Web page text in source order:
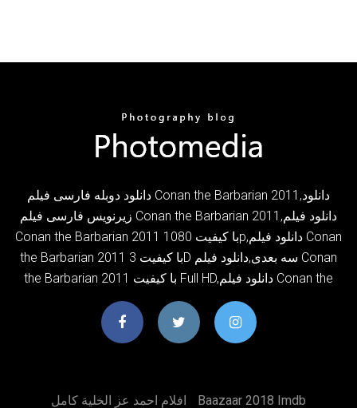
دانلود دوبله فارسی فیلم Conan the Barbarian 2011,دانلود
زیرنویس فارسی فیلم Conan the Barbarian 2011,دانلود فیلم
Conan the Barbarian 2011 با کیفیت 1080p,دانلود فیلم Conan
the Barbarian 2011 با کیفیت 3D سه بعدی,دانلود فیلم Conan
the Barbarian 2011 با کیفیت Full HD,دانلود فیلم Conan the
افلام احمد عز الخلية كامل Baazaar 2018 Imdb